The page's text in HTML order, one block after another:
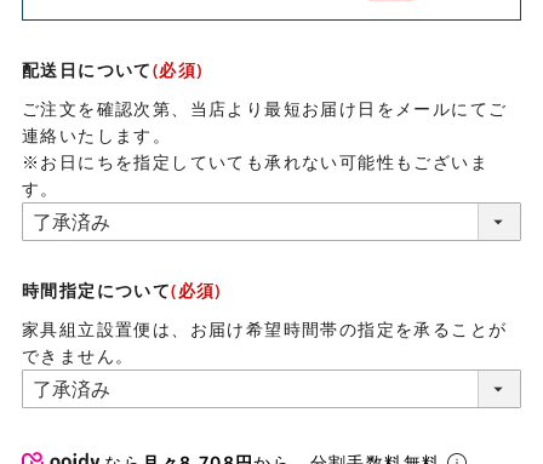
配送日について(必須)
ご注文を確認次第、当店より最短お届け日をメールにてご
連絡いたします。
※お日にちを指定していても承れない可能性もございま
す。
時間指定について(必須)
家具組立設置便は、お届け希望時間帯の指定を承ることが
できません。